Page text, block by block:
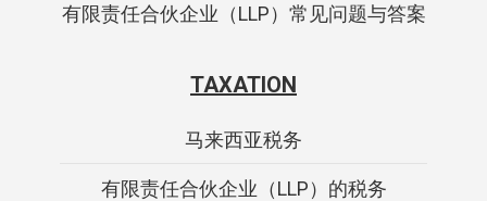
有限责任合伙企业（LLP）常见问题与答案
TAXATION
马来西亚税务
有限责任合伙企业（LLP）的税务